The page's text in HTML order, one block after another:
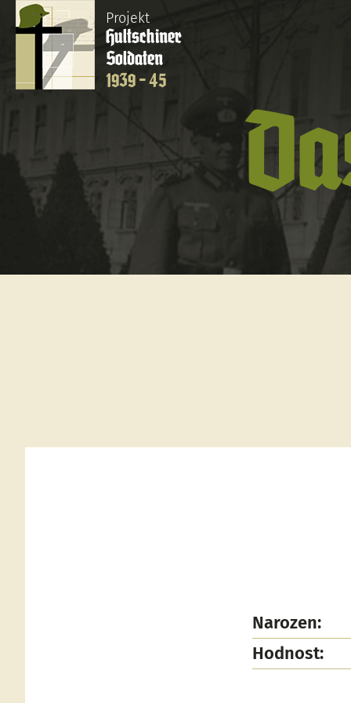
Projekt
Hultschiner
Soldaten
1939 - 45
Narozen:
Hodnost: